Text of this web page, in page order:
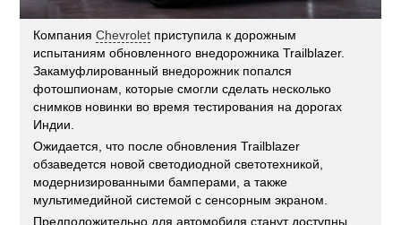
КомпанияChevrolet приступила к дорожным
испытаниям обновленного внедорожника Trailblazer.
Закамуфлированный внедорожник попался
фотошпионам, которые смогли сделать несколько
снимков новинки во время тестирования на дорогах
Индии.
Ожидается, что после обновления Trailblazer
обзаведется новой светодиодной светотехникой,
модернизированными бамперами, а также
мультимедийной системой с сенсорным экраном.
Предположительно для автомобиля станут доступны